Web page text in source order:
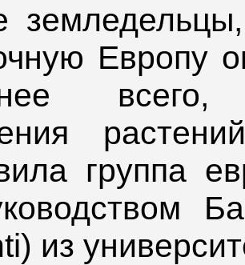
Европу
группа
из